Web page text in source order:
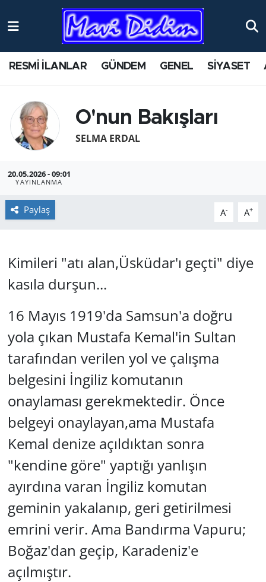
RESMİ İLANLAR GÜNDEM GENEL SİYASET
O'nun Bakışları
SELMA ERDAL
20.05.2026 - 09:01
YAYINLANMA
Paylaş A- A+
Kimileri "atı alan,Üsküdar'ı geçti" diye
kasıla durşun...
16 Mayıs 1919'da Samsun'a doğru
yola çıkan Mustafa Kemal'in Sultan
tarafından verilen yol ve çalışma
belgesini İngiliz komutanın
onaylaması gerekmektedir. Önce
belgeyi onaylayan,ama Mustafa
Kemal denize açıldıktan sonra
"kendine göre" yaptığı yanlışın
ayırdına varan İngiliz komutan
geminin yakalanıp, geri getirilmesi
emrini verir. Ama Bandırma Vapuru;
Boğaz'dan geçip, Karadeniz'e
açılmıştır.
ANTİK YERLER
AYDIN
BİLİM VE TEKNOLOJİ
EKONOMİ
GENEL
GÜNDEM
HABERDE İNSAN
KÜLTÜR SANAT
MAGAZİN
POLİTİKA
RESMİ İLANLAR
SAĞLIK
SPOR
Yerel
Nöbetçi Eczaneler
Namaz Vakitleri
Trafik Durumu
Son Dakika Haberleri
Haber Arşivi